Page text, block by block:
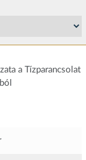
a Tízparancsolat